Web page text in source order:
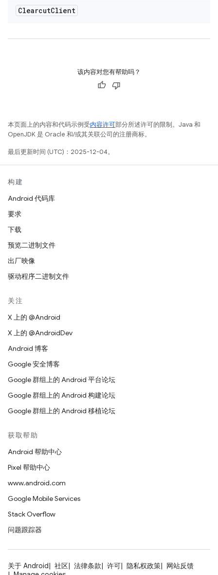
ClearcutClient
该内容对您有帮助吗？
本页面上的内容和代码示例受内容许可部分所述许可的限制。Java 和
OpenJDK 是 Oracle 和/或其关联公司的注册商标。
最后更新时间 (UTC)：2025-12-04。
构建
Android 代码库
要求
下载
预览二进制文件
出厂映像
驱动程序二进制文件
关注
X 上的 @Android
X 上的 @AndroidDev
Android 博客
Google 安全博客
Google 群组上的 Android 平台论坛
Google 群组上的 Android 构建论坛
Google 群组上的 Android 移植论坛
获取帮助
Android 帮助中心
Pixel 帮助中心
www.android.com
Google Mobile Services
Stack Overflow
问题跟踪器
关于 Android 社区 法律条款 许可 隐私权政策
网站反馈